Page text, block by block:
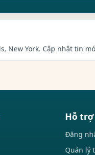
New York. Cập nhật tin
Hỗ trợ
Đăng
Quản lý